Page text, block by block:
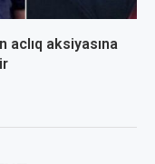
aclıq aksiyasına